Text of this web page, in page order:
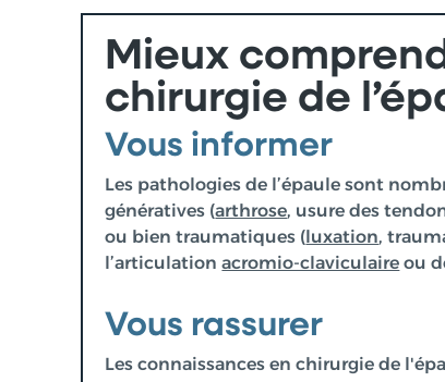
Mieux
chirurgie de
Vous informer
Les pathologies de l’épaule sont
génératives (arthrose, usure des
ou bien traumatiques ( luxation,
l’articulationacromio-claviculaire ou
Vous rassurer
Les connaissances en chirurgie de